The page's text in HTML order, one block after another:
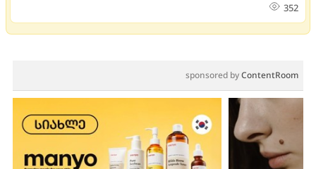
352
sponsored byContentRoom